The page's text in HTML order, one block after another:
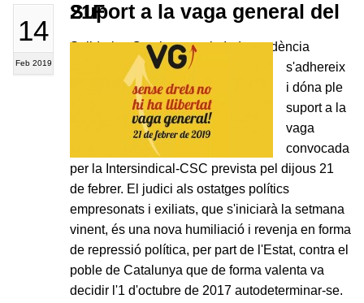
14
Feb 2019
Suport a la vaga general del 21F
Solidaritat Catalana per la Independència
s'adhereix
i dóna ple
suport a la
vaga
convocada
per la Intersindical-CSC prevista pel dijous 21
de febrer. El judici als ostatges polítics
empresonats i exiliats, que s'iniciarà la setmana
vinent, és una nova humiliació i revenja en forma
de repressió política, per part de l'Estat, contra el
poble de Catalunya que de forma valenta va
decidir l'1 d'octubre de 2017 autodeterminar-se.